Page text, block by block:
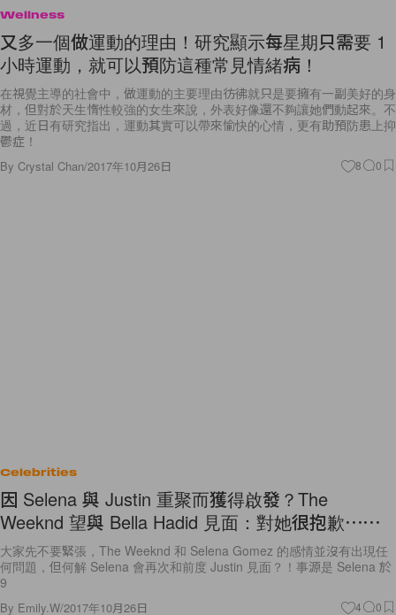
Wellness
又多一個做運動的理由！研究顯示每星期只需要 1
小時運動，就可以預防這種常見情緒病！
在視覺主導的社會中，做運動的主要理由彷彿就只是要擁有一副美好的身
材，但對於天生惰性較強的女生來說，外表好像還不夠讓她們動起來。不
過，近日有研究指出，運動其實可以帶來愉快的心情，更有助預防患上抑
鬱症！
By Crystal Chan/2017年10月26日 8 0
Celebrities
因 Selena 與 Justin 重聚而獲得啟發？The
Weeknd 望與 Bella Hadid 見面：對她很抱歉⋯⋯
大家先不要緊張，The Weeknd 和 Selena Gomez 的感情並沒有出現任
何問題，但何解 Selena 會再次和前度 Justin 見面？！事源是 Selena 於
9
By Emily.W/2017年10月26日 4 0